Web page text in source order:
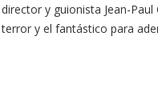
director y guionista Jean-
terror y el fantástico para